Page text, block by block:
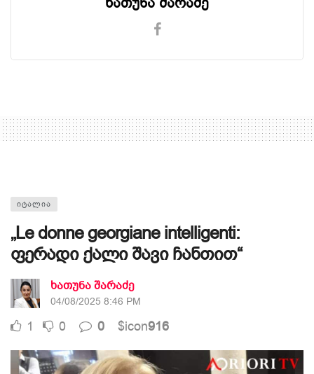
ᲘᲢᲐᲚᲘᲐ
„Le donne georgiane intelligenti:
ფერადი ქალი შავი ჩანთით“
ხათუნა შარაძე
04/08/2025 8:46 PM
1 0 0 $icon916